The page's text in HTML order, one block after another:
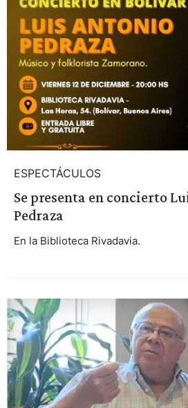
ESPECTÁCULOS
Se presenta en concierto
Pedraza
En la Biblioteca Rivadavia.